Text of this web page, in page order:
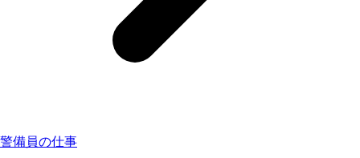
警備員の仕事